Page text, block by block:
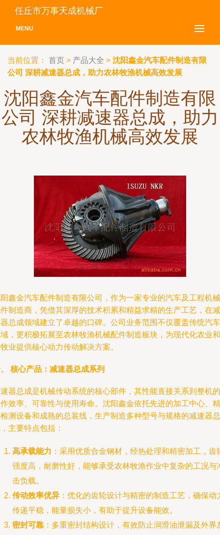
任丘市万事天成机械厂
MENU
当前位置： 首页 > 产品大全 > 沈阳鑫金汽车配件制造有限
公司 深耕减速器总成，助力农林牧渔机械高效发展
沈阳鑫金汽车配件制造有限
公司 深耕减速器总成，助力
农林牧渔机械高效发展
鑫金汽车配件制造有限公司，作为一家专业的汽车及工程机械
制造商，凭借其深厚的技术积累和精益求精的生产工艺，在减
总成领域建立了卓越的口碑。公司业务范围不仅覆盖传统汽车
，更积极拓展至农林牧渔机械配件制造板块，为现代化农业和
业提供核心动力传动解决方案。
核心产品：减速器总成系列
器总成是机械传动系统的核心部件，其性能直接关系到整机的
效率、可靠性与使用寿命。沈阳鑫金依托先进的加工中心、精
测设备和成熟的总装线，生产制造多种型号与规格的减速器总
主要特点包括：
高承载能力 ：采用优质合金钢材，经热处理和精密加工，齿
强度高，耐磨性好，能够承受农林牧渔作业中复杂的工况与
击负载。
传动效率优异 ：优化的齿轮设计与精密的制造工艺，确保动
传递平稳，能量损失小，有助于提升设备能效。
密封可靠 ：多重密封结构设计，有效防止润滑油泄漏及外界